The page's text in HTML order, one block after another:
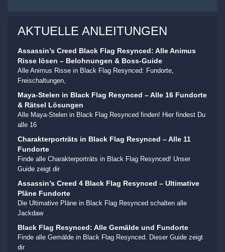
AKTUELLE ANLEITUNGEN
Assassin’s Creed Black Flag Resynced: Alle Animus
Risse lösen – Belohnungen & Boss-Guide
Alle Animus Risse in Black Flag Resynced: Fundorte,
Freischaltungen,
Maya-Stelen in Black Flag Resynced – Alle 16 Fundorte
& Rätsel Lösungen
Alle Maya-Stelen in Black Flag Resynced finden! Hier findest Du
alle 16
Charakterporträts in Black Flag Resynced – Alle 11
Fundorte
Finde alle Charakterporträts in Black Flag Resynced! Unser
Guide zeigt dir
Assassin’s Creed 4 Black Flag Resynced – Ultimative
Pläne Fundorte
Die Ultimative Pläne in Black Flag Resynced schalten alle
Jackdaw
Black Flag Resynced: Alle Gemälde und Fundorte
Finde alle Gemälde in Black Flag Resynced. Dieser Guide zeigt
dir